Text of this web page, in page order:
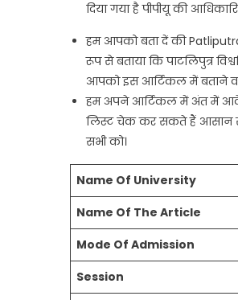
दिया गया है पीपीयू की
हम आपको बता दें की
रूप से बताया कि पाटलिपुत्र
आपको इस आर्टिकल में बताने
हम अपने आर्टिकल में अंत में
लिस्ट चेक कर सकते हैं आसान
सभी को।
Name Of University
Name Of The Article
Mode Of Admission
Session